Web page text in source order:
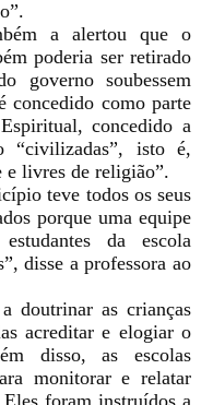
a alertou que o
poderia ser retirado
governo soubessem
concedido como parte
concedido a
“civilizadas”, isto é,
e livres de religião”.
teve todos os seus
porque uma equipe
da escola
disse a professora ao
doutrinar as crianças
acreditar e elogiar o
disso, as escolas
monitorar e relatar
foram instruídos a